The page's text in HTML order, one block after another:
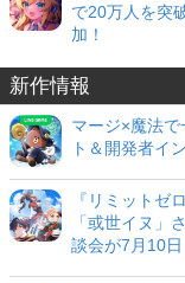
で20万人を突
加！
新作情報
マージ×魔法
ト＆開発者イ
『リミットゼ
「或世イヌ」
談会が7月10日